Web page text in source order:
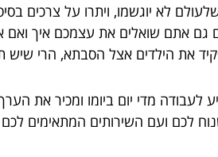
לא יוגשמו, ויתרו על צרכים
גם אתם שואלים את עצמכם איך
את הילדים אצל הסבתא, הרי
מדי יום ביומו ומכיר את
לכם ועם השירותים המתאימים לכם